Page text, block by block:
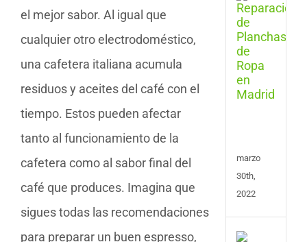
el mejor sabor. Al igual que
cualquier otro electrodoméstico,
una cafetera italiana acumula
residuos y aceites del café con el
tiempo. Estos pueden afectar
tanto al funcionamiento de la
cafetera como al sabor final del
café que produces. Imagina que
sigues todas las recomendaciones
para preparar un buen espresso,
de
de
marzo
30th,
2022